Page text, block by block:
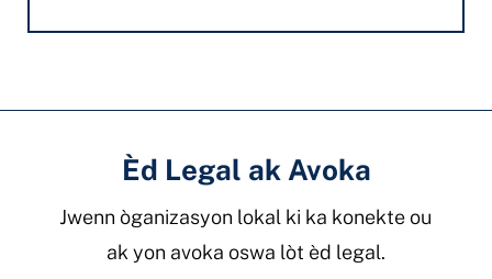
Èd Legal ak Avoka
Jwenn òganizasyon lokal ki ka konekte ou
ak yon avoka oswa lòt èd legal.